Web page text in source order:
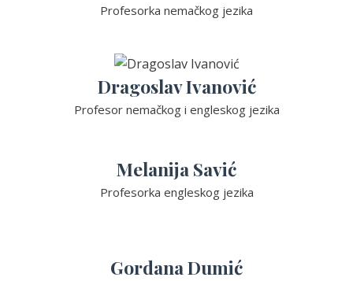
Profesorka nemačkog jezika
Dragoslav Ivanović
Profesor nemačkog i engleskog jezika
Melanija Savić
Profesorka engleskog jezika
Gordana Dumić